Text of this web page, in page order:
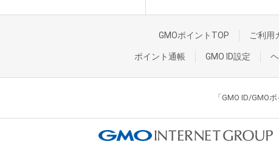
GMOポイントTOP ご利用
ポイント通帳 GMO ID設定
「GMO ID/GMO